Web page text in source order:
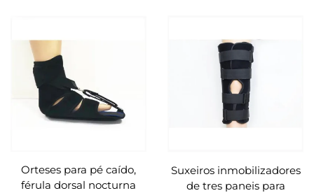
Orteses para pé caído,
férula dorsal nocturna
Suxeiros inmobilizadores
de tres paneis para